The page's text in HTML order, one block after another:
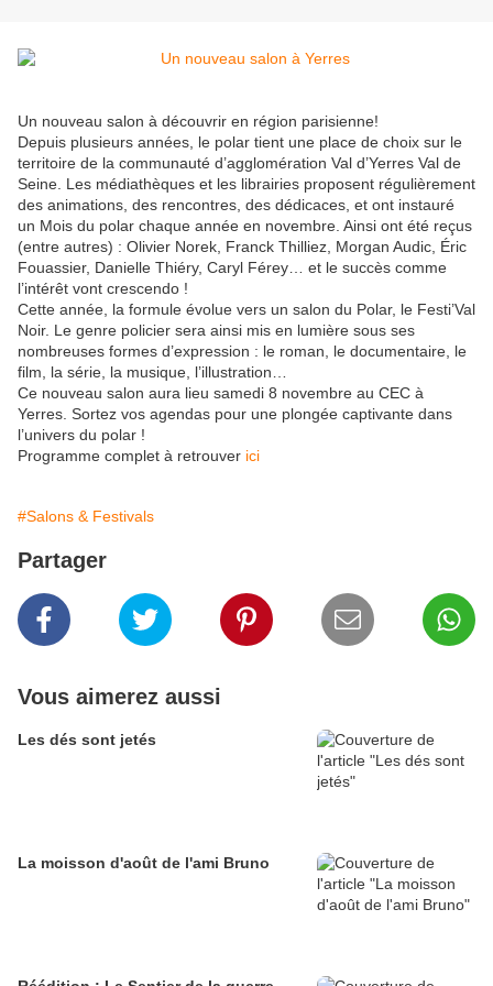
Un nouveau salon à découvrir en région parisienne!
Depuis plusieurs années, le polar tient une place de choix sur le
territoire de la communauté d’agglomération Val d’Yerres Val de
Seine. Les médiathèques et les librairies proposent régulièrement
des animations, des rencontres, des dédicaces, et ont instauré
un Mois du polar chaque année en novembre. Ainsi ont été reçus
(entre autres) : Olivier Norek, Franck Thilliez, Morgan Audic, Éric
Fouassier, Danielle Thiéry, Caryl Férey… et le succès comme
l’intérêt vont crescendo !
Cette année, la formule évolue vers un salon du Polar, le Festi’Val
Noir. Le genre policier sera ainsi mis en lumière sous ses
nombreuses formes d’expression : le roman, le documentaire, le
film, la série, la musique, l’illustration…
Ce nouveau salon aura lieu samedi 8 novembre au CEC à
Yerres. Sortez vos agendas pour une plongée captivante dans
l’univers du polar !
Programme complet à retrouver ici
#Salons & Festivals
Partager
Vous aimerez aussi
Les dés sont jetés
La moisson d'août de l'ami Bruno